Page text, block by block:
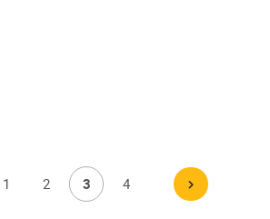
%TEXT%
Page
1 %TEXT%
Page
2 %TEXT%
Page
3 %TEXT%
Page
4 %TEXT%